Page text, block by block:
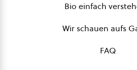
Bio einfach
Wir schauen aufs
FAQ